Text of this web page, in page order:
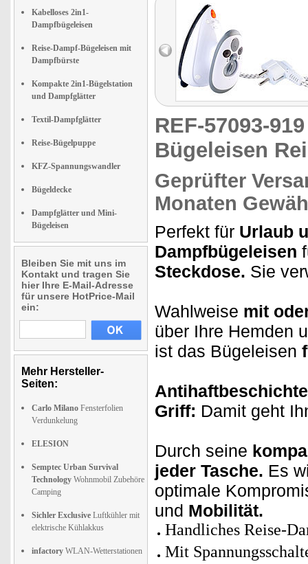
Kabelloses 2in1-
Dampfbügeleisen
Reise-Dampf-Bügeleisen mit
Dampfbürste
Kompakte 2in1-Bügelstation
und Dampfglätter
Textil-Dampfglätter
Reise-Bügelpuppe
KFZ-Spannungswandler
Bügeldecke
Dampfglätter und Mini-
Bügeleisen
Bleiben Sie mit uns im
Kontakt und tragen Sie
hier Ihre E-Mail-Adresse
für unsere HotPrice-Mail
ein:
Mehr Hersteller-
Seiten:
Carlo Milano Fensterfolien
Verdunkelung
ELESION
Semptec Urban Survival
Technology Wohnmobil Zubehöre
Camping
Sichler Exclusive Luftkühler mit
elektrische Kühlakkus
infactory WLAN-Wetterstationen
REF-57093-
Bügeleisen
Geprüfter
Monaten
Perfekt für Urlaub
Dampfbügeleisen
Steckdose. Sie
Wahlweise mit
über Ihre Hemden
ist das Bügeleisen
Griff: Damit geht
Durch seine
jeder Tasche. Es
optimale
und Mobilität.
Handliches Reise-
Mit